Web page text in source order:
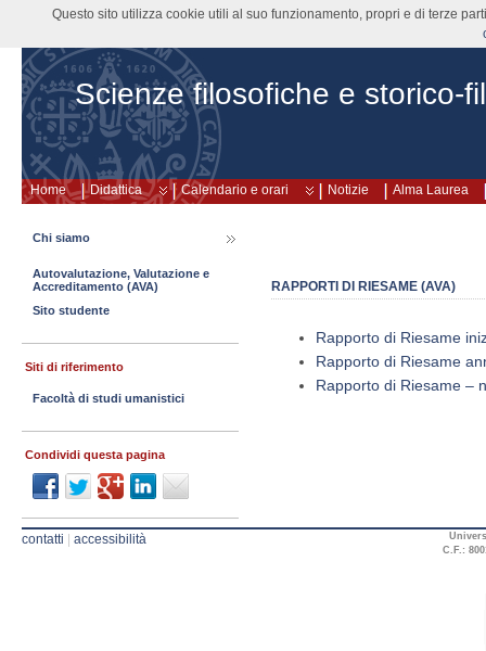
Scienze filosofiche e storico-
Home Didattica Calendario e orari Notizie Alma Laurea
RAPPORTI DI RIESAME (AVA)
Rapporto di Riesame
Rapporto di Riesame
Rapporto di Riesame –
Chi siamo
Autovalutazione, Valutazione e
Accreditamento (AVA)
Sito studente
Siti di riferimento
Facoltà di studi umanistici
Condividi questa pagina
contatti accessibilità
C.F.:
Questo sito utilizza cookie utili al suo funzionamento, propri e di terze